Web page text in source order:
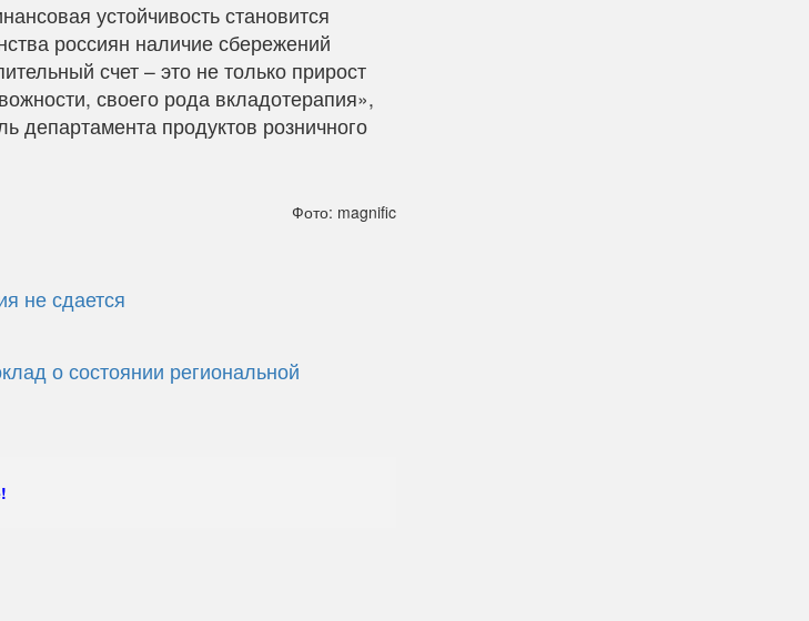
устойчивость становится
россиян наличие сбережений
счет – это не только прирост
своего рода вкладотерапия»,
департамента продуктов розничного
Фото: magnific
не сдается
о состоянии региональной